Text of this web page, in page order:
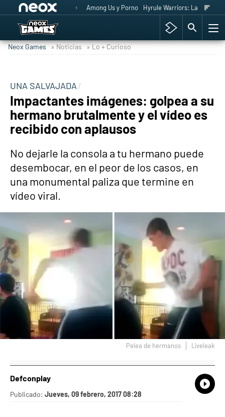
Among Us y Porno Hyrule Warriors: La Era del
Neox Games » Noticias » Lo + Curioso
UNA SALVAJADA
Impactantes imágenes: golpea a su
hermano brutalmente y el vídeo es
recibido con aplausos
No dejarle la consola a tu hermano puede
desembocar, en el peor de los casos, en
una monumental paliza que termine en
vídeo viral.
Pelea de hermanos Liveleak
Defconplay
Publicado: Jueves, 09 febrero, 2017 08:28